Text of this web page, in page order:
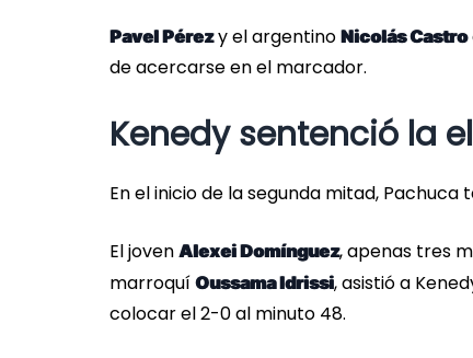
Pavel Pérezy el argentino Nicolás Castro
de acercarse en el marcador.
Kenedy sentenció la
En el inicio de la segunda mitad,
El joven Alexei Domínguez, apenas tres
marroquí Oussama Idrissi, asistió a
colocar el 2-0 al minuto 48.